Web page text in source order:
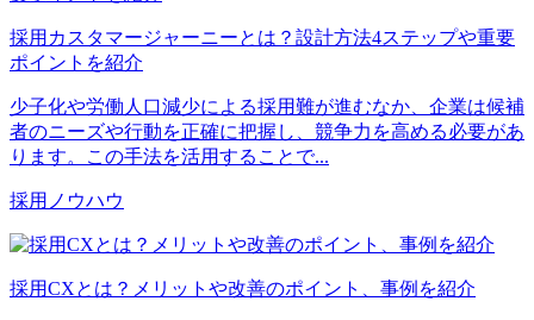
採用カスタマージャーニーとは？設計方法4ステップや重要
ポイントを紹介
少子化や労働人口減少による採用難が進むなか、企業は候補
者のニーズや行動を正確に把握し、競争力を高める必要があ
ります。この手法を活用することで...
採用ノウハウ
採用CXとは？メリットや改善のポイント、事例を紹介